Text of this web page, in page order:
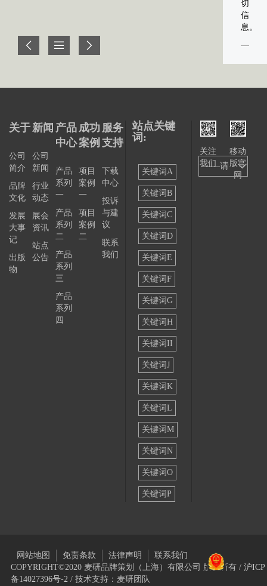
切
信
息。
关于
公司
简介
品牌
文化
发展
大事
记
出版
物
新闻
公司
新闻
行业
动态
展会
资讯
站点
公告
产品
中心
产品
系列
一
产品
系列
二
产品
系列
三
产品
系列
四
成功
案例
项目
案例
一
项目
案例
二
服务
支持
下载
中心
投诉
与建
议
联系
我们
站点关键
词:
关键词A
关键词B
关键词C
关键词D
关键词E
关键词F
关键词G
关键词H
关键词II
关键词J
关键词K
关键词L
关键词M
关键词N
关键词O
关键词P
关注
我们
移动
版官
网
——请
网站地图 免责条款 法律声明
联系我们
COPYRIGHT©2020 麦研品牌策划（上海）有限公司 版权所有 / 沪ICP
备14027396号-2/ 技术支持：麦研团队